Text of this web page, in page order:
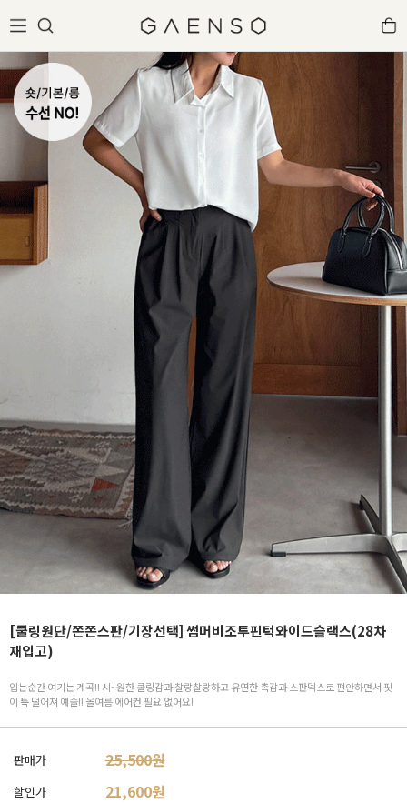
[쿨링원단/쫀쫀스판/기장선택] 썸머비조투핀턱와이드슬랙스(28차
재입고)
입는순간 여기는 계곡!! 시~원한 쿨링감과 찰랑찰랑하고 유연한 촉감과 스판덱스로 편안하면서 핏
이 툭 떨어져 예술!! 올여름 에어컨 필요 없어요!
판매가 25,500원
할인가 21,600원